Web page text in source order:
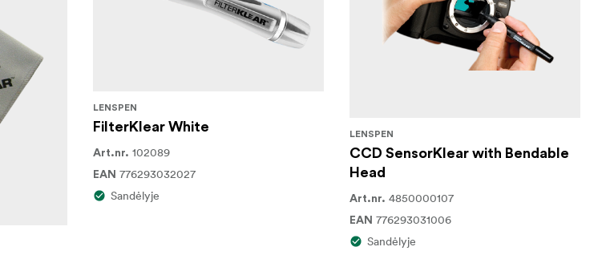
LENSPEN
FilterKlear White
Art.nr. 102089
EAN 776293032027
Sandėlyje
LENSPEN
CCD SensorKlear with Bendable
Head
Art.nr. 4850000107
EAN 776293031006
Sandėlyje